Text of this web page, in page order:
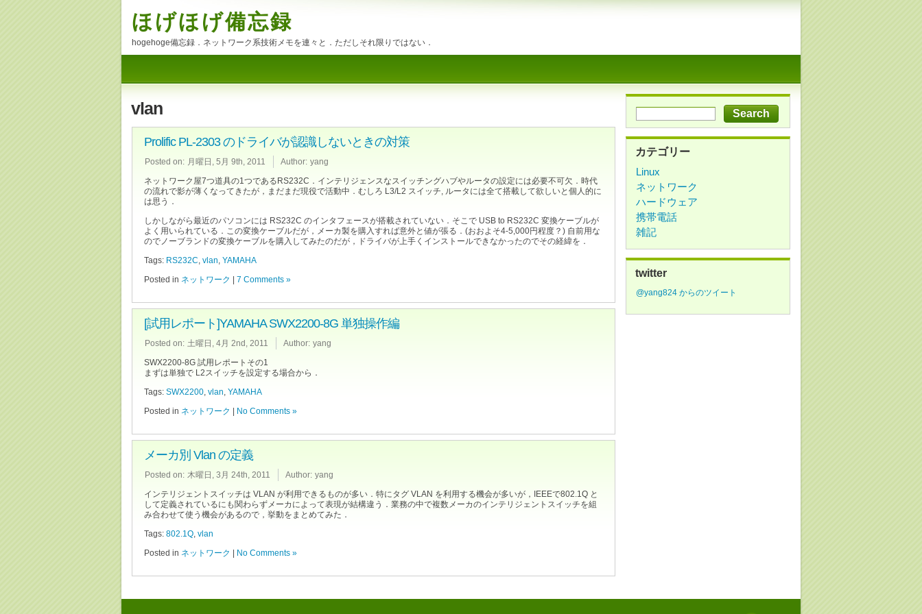
ほげほげ備忘録
hogehoge備忘録．ネットワーク系技術メモを連々と．ただしそれ限りではない．
vlan
Prolific PL-2303 のドライバが認識しないときの対策
Posted on: 月曜日, 5月 9th, 2011 Author: yang
ネットワーク屋7つ道具の1つであるRS232C．インテリジェンスなスイッチングハブやルータの設定には必要不可欠．時代
の流れで影が薄くなってきたが，まだまだ現役で活動中．むしろ L3/L2 スイッチ, ルータには全て搭載して欲しいと個人的に
は思う．
しかしながら最近のパソコンには RS232C のインタフェースが搭載されていない．そこで USB to RS232C 変換ケーブルが
よく用いられている．この変換ケーブルだが，メーカ製を購入すれば意外と値が張る．(おおよそ4-5,000円程度？) 自前用な
のでノーブランドの変換ケーブルを購入してみたのだが，ドライバが上手くインストールできなかったのでその経緯を．
Tags: RS232C, vlan, YAMAHA
Posted in ネットワーク 7 Comments »
[試用レポート]YAMAHA SWX2200-8G 単独操作編
Posted on: 土曜日, 4月 2nd, 2011 Author: yang
SWX2200-8G 試用レポートその1
まずは単独で L2スイッチを設定する場合から．
Tags: SWX2200, vlan, YAMAHA
Posted in ネットワーク No Comments »
メーカ別 Vlan の定義
Posted on: 木曜日, 3月 24th, 2011 Author: yang
インテリジェントスイッチは VLAN が利用できるものが多い．特にタグ VLAN を利用する機会が多いが，IEEEで802.1Q と
して定義されているにも関わらずメーカによって表現が結構違う．業務の中で複数メーカのインテリジェントスイッチを組
み合わせて使う機会があるので，挙動をまとめてみた．
Tags: 802.1Q, vlan
Posted in ネットワーク No Comments »
カテゴリー
Linux
ネットワーク
ハードウェア
携帯電話
雑記
twitter
@yang824 からのツイート